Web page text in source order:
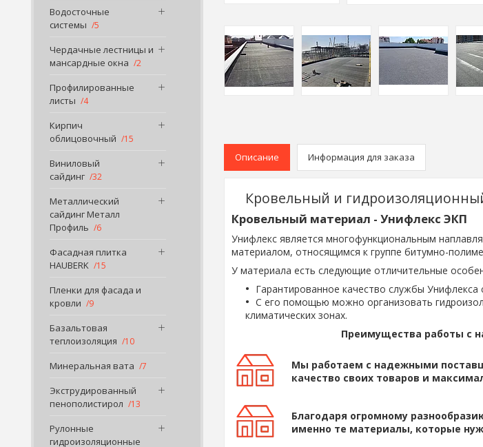
Водосточные
системы
5
Чердачные лестницы и
мансардные окна
2
Профилированные
листы
4
Кирпич
облицовочный
15
Виниловый
сайдинг
32
Металлический
сайдинг Металл
Профиль
6
Фасадная плитка
HAUBERK
15
Пленки для фасада и
кровли
9
Базальтовая
теплоизоляция
10
Минеральная вата 7
Экструдированный
пенополистирол
13
Рулонные
гидроизоляционные
Описание Информация для заказа
Кровельный и
Кровельный материал - Унифлекс ЭКП
Унифлекс является многофункциональным
материалом, относящимся к группе битумно-
У материала есть следующие отличительные
Гарантированное качество службы Унифлекса
С его помощью можно организовать
климатических зонах.
Преимущества работы с
Мы работаем с надежными
качество своих товаров и
Благодаря огромному
именно те материалы, которые